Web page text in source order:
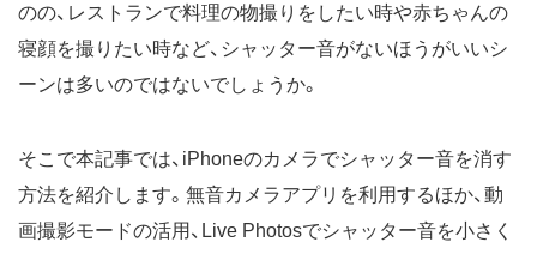
のの、レストランで料理の物撮りをしたい時や赤ちゃんの
寝顔を撮りたい時など、シャッター音がないほうがいいシ
ーンは多いのではないでしょうか。
そこで本記事では、iPhoneのカメラでシャッター音を消す
方法を紹介します。無音カメラアプリを利用するほか、動
画撮影モードの活用、Live Photosでシャッター音を小さく